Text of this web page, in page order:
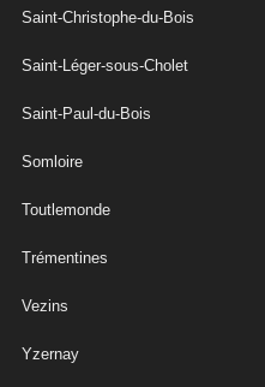
Saint-Christophe-du-Bois
Saint-Léger-sous-Cholet
Saint-Paul-du-Bois
Somloire
Toutlemonde
Trémentines
Vezins
Yzernay